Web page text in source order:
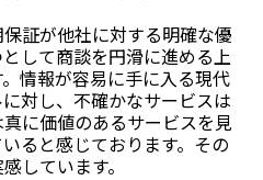
証が他社に対する明確な優
して商談を円滑に進める上
情報が容易に手に入る現代
対し、不確かなサービスは
に価値のあるサービスを見
ると感じております。その
しています。